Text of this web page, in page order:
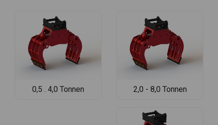
0,5 . 4,0 Tonnen 2,0 - 8,0 Tonnen